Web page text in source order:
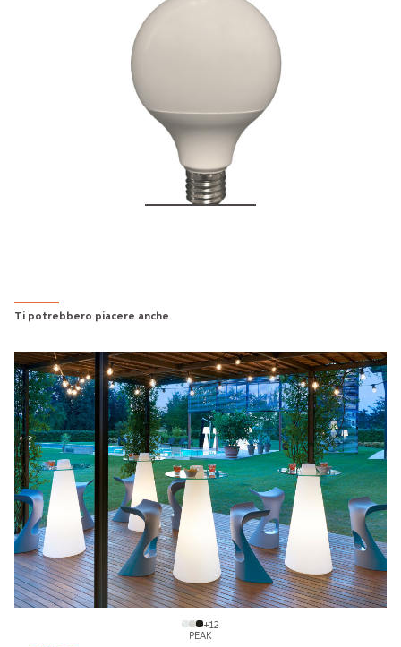
15W - G95 BULB E27
Ti potrebbero piacere anche
PEAK
+12